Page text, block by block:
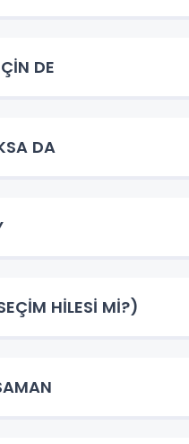
DE
DA
HİLESİ Mİ?)